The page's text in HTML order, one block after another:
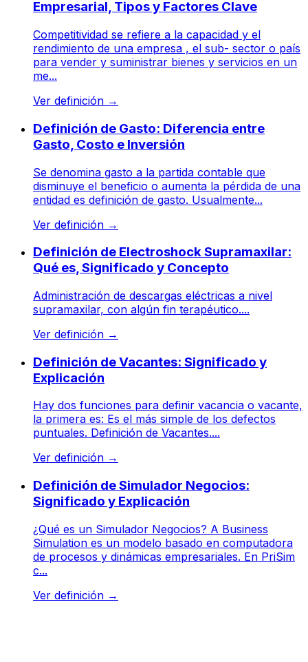
Empresarial, Tipos y Factores Clave
Competitividad se refiere a la capacidad y el
rendimiento de una empresa , el sub- sector o país
para vender y suministrar bienes y servicios en un
me...
Ver definición →
Definición de Gasto: Diferencia entre
Gasto, Costo e Inversión
Se denomina gasto a la partida contable que
disminuye el beneficio o aumenta la pérdida de una
entidad es definición de gasto. Usualmente...
Ver definición →
Definición de Electroshock Supramaxilar:
Qué es, Significado y Concepto
Administración de descargas eléctricas a nivel
supramaxilar, con algún fin terapéutico....
Ver definición →
Definición de Vacantes: Significado y
Explicación
Hay dos funciones para definir vacancia o vacante,
la primera es: Es el más simple de los defectos
puntuales. Definición de Vacantes....
Ver definición →
Definición de Simulador Negocios:
Significado y Explicación
¿Qué es un Simulador Negocios? A Business
Simulation es un modelo basado en computadora
de procesos y dinámicas empresariales. En PriSim
c...
Ver definición →